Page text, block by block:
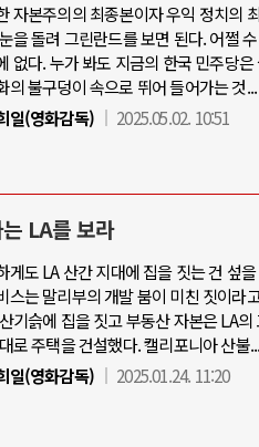
자본주의의 최종본이자 우익 정치의
을 돌려 그린란드를 보면 된다. 어쩔
없다. 누가 봐도 지금의 한국 민주당
의 불구덩이 속으로 뛰어 들어가는 것...
일(영화감독)
2025.05.02. 10:51
LA를 보라
게도 LA 산간 지대에 집을 짓는 건 섶
스는 말리부의 개발 붐이 미친 짓이라
기슭에 집을 짓고 부동산 자본은 LA
로 주택을 건설했다. 캘리포니아 산불...
일(영화감독)
2025.01.24. 11:20